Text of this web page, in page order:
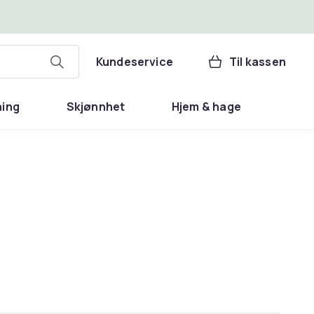
Kundeservice Til kassen
Skjønnhet Hjem & hage